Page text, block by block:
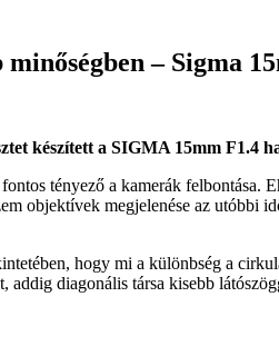
– Sigma
készített a SIGMA 15mm F1.4
tényező a kamerák
objektívek megjelenése az utóbbi
hogy mi a különbség a
addig diagonális társa kisebb